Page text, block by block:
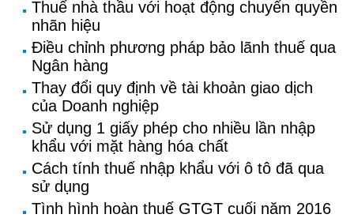
Thuế nhà thầu với hoạt động chuyển quyền
nhãn hiệu
Điều chỉnh phương pháp bảo lãnh thuế qua
Ngân hàng
Thay đổi quy định về tài khoản giao dịch
của Doanh nghiệp
Sử dụng 1 giấy phép cho nhiều lần nhập
khẩu với mặt hàng hóa chất
Cách tính thuế nhập khẩu với ô tô đã qua
sử dụng
Tình hình hoàn thuế GTGT cuối năm 2016